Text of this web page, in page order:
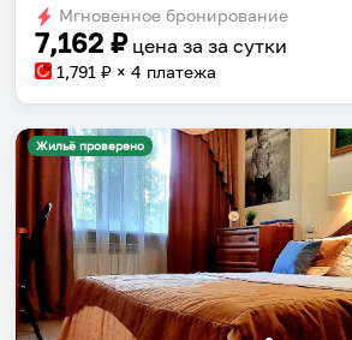
changing
dates.
changing
dates.
Мгновенное бронирование
7,162 ₽ цена за за сутки
1,791 ₽ × 4 платежа
Жильё проверено